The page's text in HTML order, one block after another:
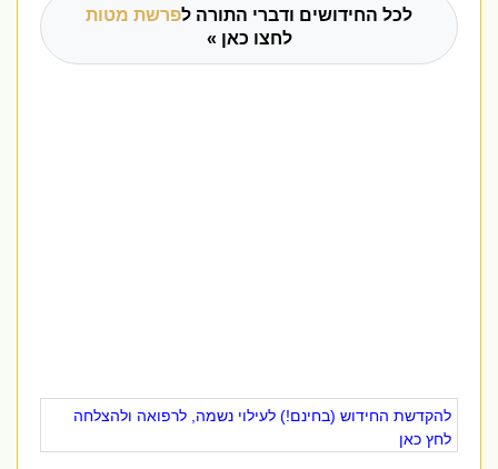
לכל החידושים ודברי התורה לפרשת מטות
לחצו כאן »
להקדשת החידוש (בחינם!) לעילוי נשמה, לרפואה ולהצלחה
לחץ כאן